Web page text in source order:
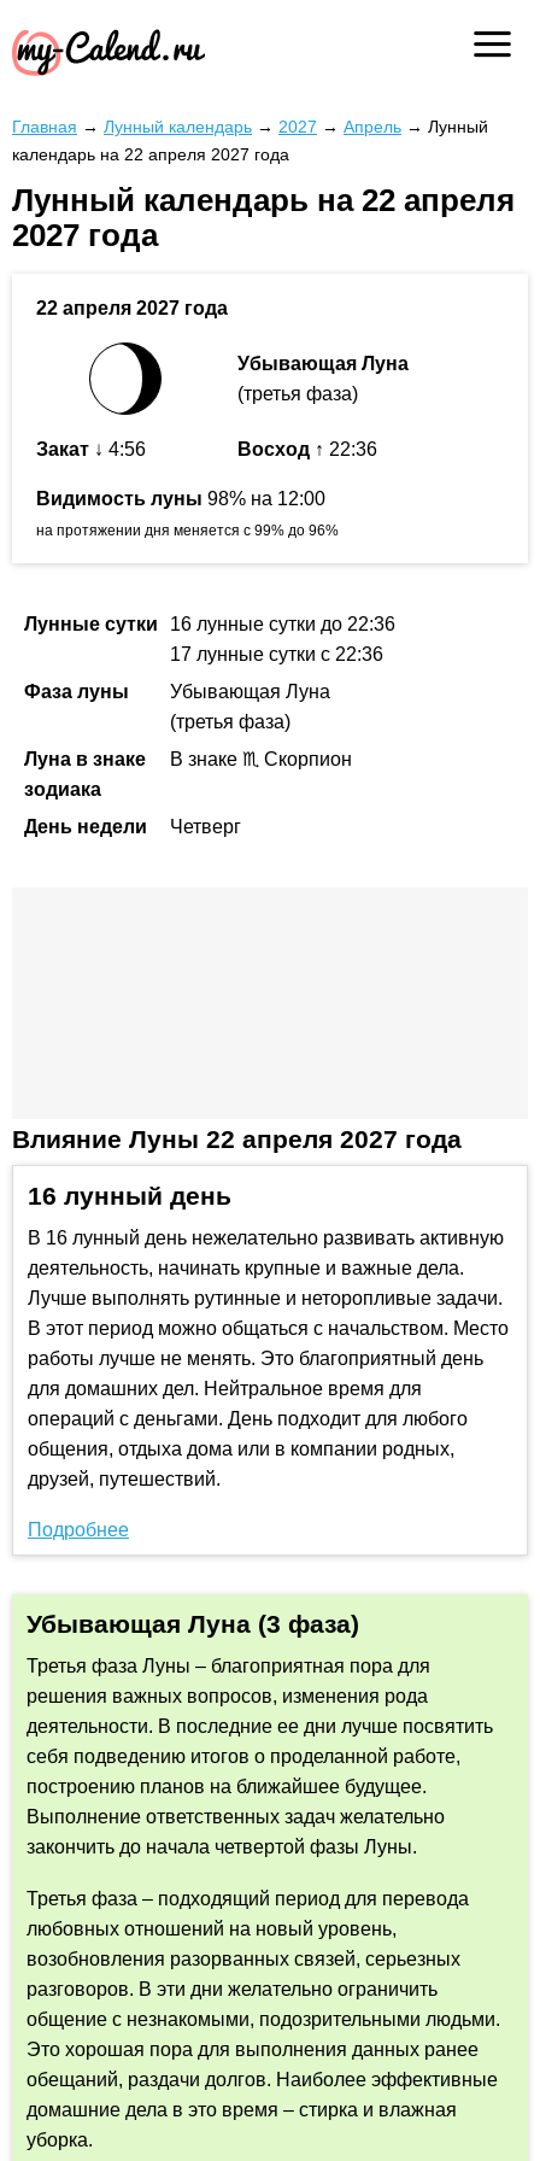
Главная → Лунный календарь → 2027 → Апрель → Лунный
календарь на 22 апреля 2027 года
Лунный календарь на 22 апреля
2027 года
22 апреля 2027 года
Убывающая Луна
(третья фаза)
Закат ↓ 4:56 Восход ↑ 22:36
Видимость луны 98% на 12:00
на протяжении дня меняется с 99% до 96%
Лунные сутки 16 лунные сутки до 22:36
17 лунные сутки с 22:36
Фаза луны
Убывающая Луна
(третья фаза)
Луна в знаке
зодиака
В знаке ♏ Скорпион
День недели Четверг
Влияние Луны 22 апреля 2027 года
16 лунный день
В 16 лунный день нежелательно развивать активную
деятельность, начинать крупные и важные дела.
Лучше выполнять рутинные и неторопливые задачи.
В этот период можно общаться с начальством. Место
работы лучше не менять. Это благоприятный день
для домашних дел. Нейтральное время для
операций с деньгами. День подходит для любого
общения, отдыха дома или в компании родных,
друзей, путешествий.
Подробнее
Убывающая Луна (3 фаза)
Третья фаза Луны – благоприятная пора для
решения важных вопросов, изменения рода
деятельности. В последние ее дни лучше посвятить
себя подведению итогов о проделанной работе,
построению планов на ближайшее будущее.
Выполнение ответственных задач желательно
закончить до начала четвертой фазы Луны.
Третья фаза – подходящий период для перевода
любовных отношений на новый уровень,
возобновления разорванных связей, серьезных
разговоров. В эти дни желательно ограничить
общение с незнакомыми, подозрительными людьми.
Это хорошая пора для выполнения данных ранее
обещаний, раздачи долгов. Наиболее эффективные
домашние дела в это время – стирка и влажная
уборка.